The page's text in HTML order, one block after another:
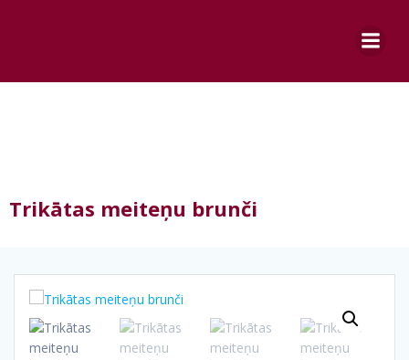
Trikātas meiteņu brunči